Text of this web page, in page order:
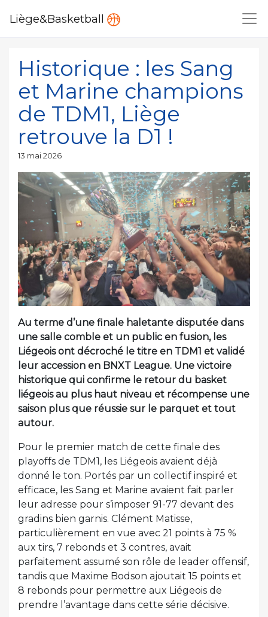
Liège&Basketball
Historique : les Sang
et Marine champions
de TDM1, Liège
retrouve la D1 !
Publié
13 mai 2026
Au terme d’une finale haletante disputée dans
une salle comble et un public en fusion, les
Liégeois ont décroché le titre en TDM1 et validé
leur accession en BNXT League. Une victoire
historique qui confirme le retour du basket
liégeois au plus haut niveau et récompense une
saison plus que réussie sur le parquet et tout
autour.
Pour le premier match de cette finale des
playoffs de TDM1, les Liégeois avaient déjà
donné le ton. Portés par un collectif inspiré et
efficace, les Sang et Marine avaient fait parler
leur adresse pour s’imposer 91-77 devant des
gradins bien garnis. Clément Matisse,
particulièrement en vue avec 21 points à 75 %
aux tirs, 7 rebonds et 3 contres, avait
parfaitement assumé son rôle de leader offensif,
tandis que Maxime Bodson ajoutait 15 points et
8 rebonds pour permettre aux Liégeois de
prendre l’avantage dans cette série décisive.